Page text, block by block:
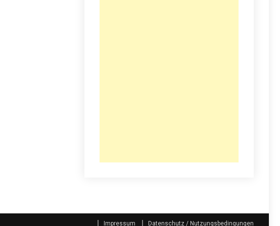
Impressum Datenschutz / Nutzungsbedingungen